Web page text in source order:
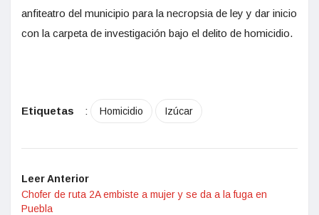
anfiteatro del municipio para la necropsia de ley y dar inicio
con la carpeta de investigación bajo el delito de homicidio.
Etiquetas : Homicidio Izúcar
Leer Anterior
Chofer de ruta 2A embiste a mujer y se da a la fuga en
Puebla